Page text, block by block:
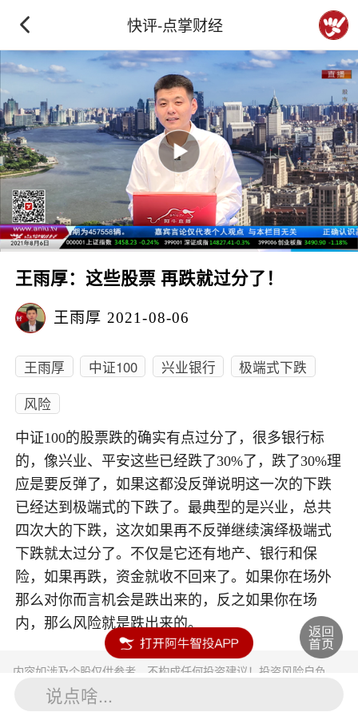
快评-点掌财经
王雨厚：这些股票 再跌就过分了！
王雨厚 2021-08-06
王雨厚 中证100 兴业银行
极端式下跌
风险
中证100的股票跌的确实有点过分了，很多银行标
的，像兴业、平安这些已经跌了30%了，跌了30%理
应是要反弹了，如果这都没反弹说明这一次的下跌
已经达到极端式的下跌了。最典型的是兴业，总共
四次大的下跌，这次如果再不反弹继续演绎极端式
下跌就太过分了。不仅是它还有地产、银行和保
险，如果再跌，资金就收不回来了。如果你在场外
那么对你而言机会是跌出来的，反之如果你在场
内，那么风险就是跌出来的。
内容如涉及个股仅供参考，不构成任何投资建议！投资风险自负。
投资有风险，入市须谨慎。
说点啥...